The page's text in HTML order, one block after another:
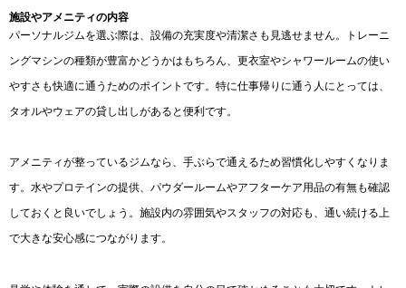
施設やアメニティの内容
パーソナルジムを選ぶ際は、設備の充実度や清潔さも見逃せません。トレーニ
ングマシンの種類が豊富かどうかはもちろん、更衣室やシャワールームの使い
やすさも快適に通うためのポイントです。特に仕事帰りに通う人にとっては、
タオルやウェアの貸し出しがあると便利です。
アメニティが整っているジムなら、手ぶらで通えるため習慣化しやすくなりま
す。水やプロテインの提供、パウダールームやアフターケア用品の有無も確認
しておくと良いでしょう。施設内の雰囲気やスタッフの対応も、通い続ける上
で大きな安心感につながります。